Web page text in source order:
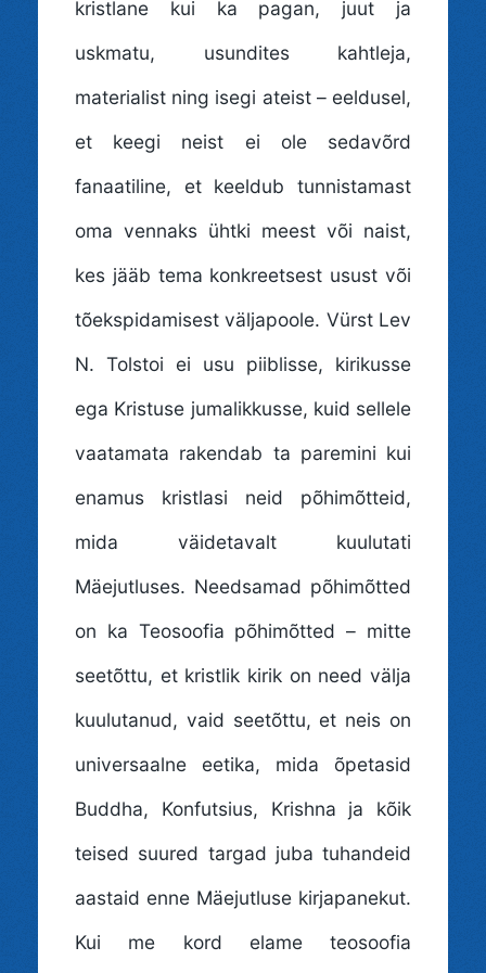
kristlane kui ka pagan, juut ja
uskmatu, usundites kahtleja,
materialist ning isegi ateist – eeldusel,
et keegi neist ei ole sedavõrd
fanaatiline, et keeldub tunnistamast
oma vennaks ühtki meest või naist,
kes jääb tema konkreetsest usust või
tõekspidamisest väljapoole. Vürst Lev
N. Tolstoi ei usu piiblisse, kirikusse
ega Kristuse jumalikkusse, kuid sellele
vaatamata rakendab ta paremini kui
enamus kristlasi neid põhimõtteid,
mida väidetavalt kuulutati
Mäejutluses. Needsamad põhimõtted
on ka Teosoofia põhimõtted – mitte
seetõttu, et kristlik kirik on need välja
kuulutanud, vaid seetõttu, et neis on
universaalne eetika, mida õpetasid
Buddha, Konfutsius, Krishna ja kõik
teised suured targad juba tuhandeid
aastaid enne Mäejutluse kirjapanekut.
Kui me kord elame teosoofia